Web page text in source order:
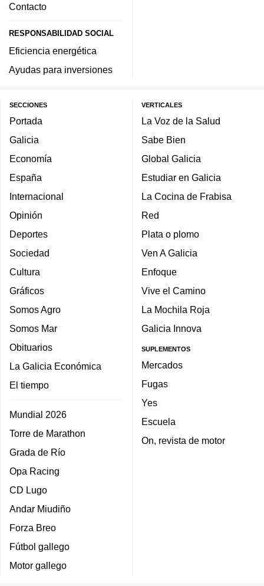
Contacto
RESPONSABILIDAD SOCIAL
Eficiencia energética
Ayudas para inversiones
SECCIONES
Portada
Galicia
Economía
España
Internacional
Opinión
Deportes
Sociedad
Cultura
Gráficos
Somos Agro
Somos Mar
Obituarios
La Galicia Económica
El tiempo
Mundial 2026
Torre de Marathon
Grada de Río
Opa Racing
CD Lugo
Andar Miudiño
Forza Breo
Fútbol gallego
Motor gallego
VERTICALES
La Voz de la Salud
Sabe Bien
Global Galicia
Estudiar en Galicia
La Cocina de Frabisa
Red
Plata o plomo
Ven A Galicia
Enfoque
Vive el Camino
La Mochila Roja
Galicia Innova
SUPLEMENTOS
Mercados
Fugas
Yes
Escuela
On, revista de motor